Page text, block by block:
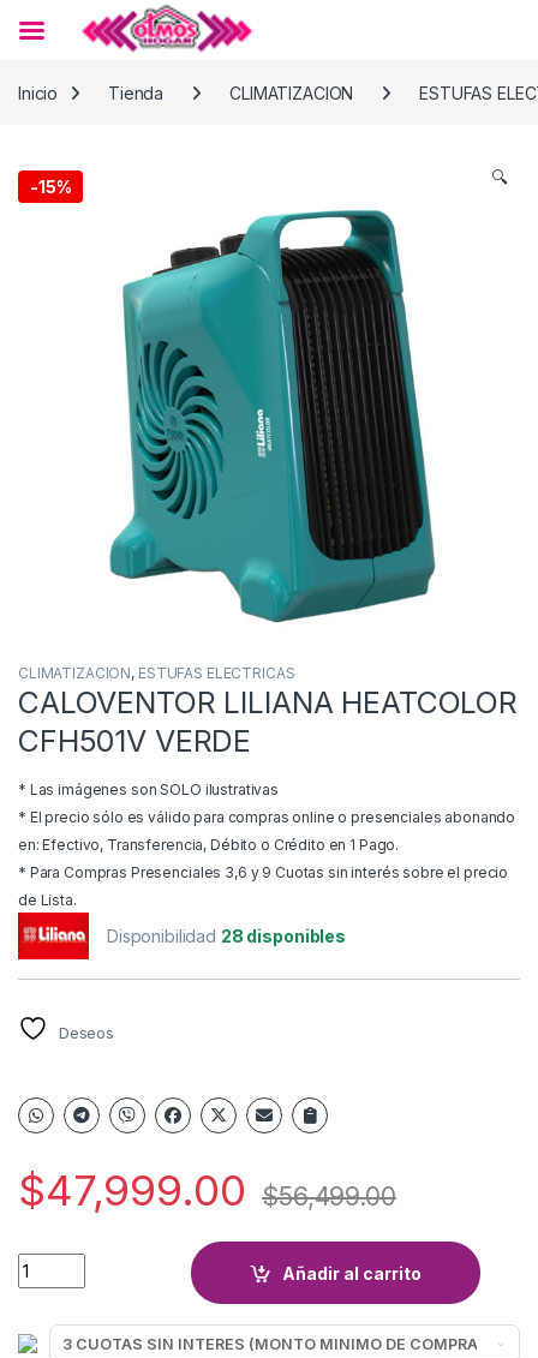
Inicio
Tienda CLIMATIZACION ESTUFAS
-15% 🔍
CLIMATIZACION, ESTUFAS ELECTRICAS
CALOVENTOR LILIANA HEATCOLOR
CFH501V VERDE
* Las imágenes son SOLO ilustrativas
* El precio sólo es válido para compras online o presenciales abonando
en: Efectivo, Transferencia, Débito o Crédito en 1 Pago.
* Para Compras Presenciales 3,6 y 9 Cuotas sin interés sobre el precio
de Lista.
Disponibilidad 28 disponibles
Deseos
$47,999.00 $56,499.00
CALOVENTOR LILIANA HEATCOLOR CFH501V VERDE quantity
Añadir al carrito